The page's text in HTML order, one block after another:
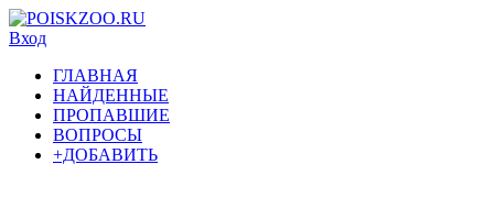
Вход
ГЛАВНАЯ
НАЙДЕННЫЕ
ПРОПАВШИЕ
ВОПРОСЫ
+ДОБАВИТЬ